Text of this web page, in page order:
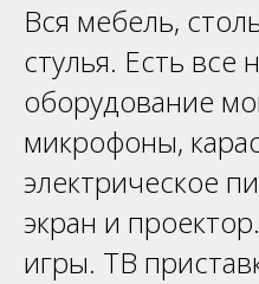
Вся мебель,
стулья. Есть все
оборудование
микрофоны,
электрическое
экран и
игры. ТВ